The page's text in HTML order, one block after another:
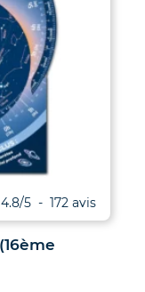
– Le
2026 et 2
4.9/5 - 38 avis